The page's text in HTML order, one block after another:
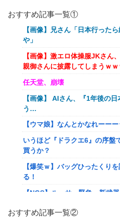
おすすめ記事一覧①
【画像】兄さん「日本行った
や」
【画像】激エロ体操服JKさん
親御さんに披露してしまうｗｗ
任天堂、崩壊
【画像】 AIさん、『1年後の
う…
【ウマ娘】なんとかなれーー
いうほど『ドラクエ6』の序盤
買うか？
【爆笑ｗ】バッグひったくり
る！
【NGS】ルーサー緊急、新武
( •᷄ὤ•᷅ )
おすすめ記事一覧②